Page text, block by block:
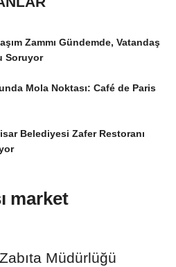
Zammı Gündemde, Vatandaş
Soruyor
Mola Noktası: Café de Paris
Belediyesi Zafer Restoranı
market
Müdürlüğü